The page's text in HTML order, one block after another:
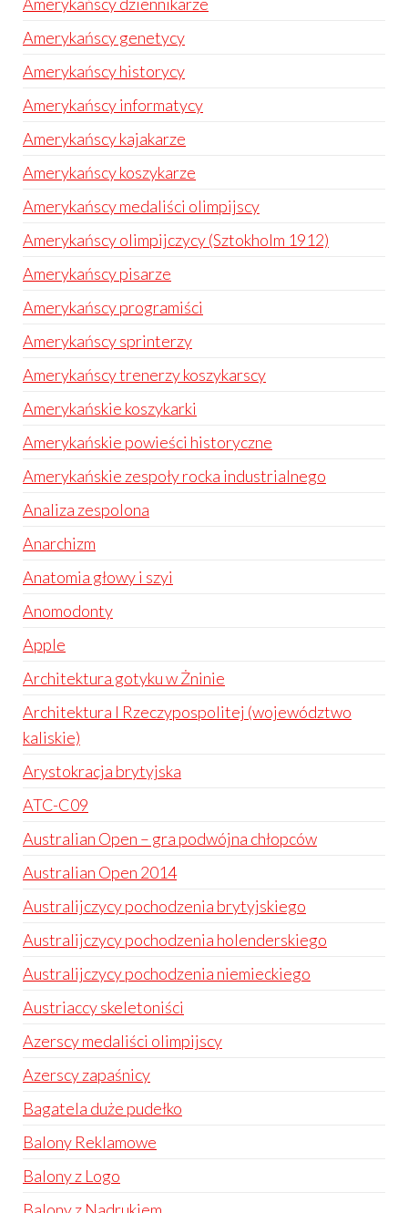
Amerykańscy genetycy
Amerykańscy historycy
Amerykańscy informatycy
Amerykańscy kajakarze
Amerykańscy koszykarze
Amerykańscy medaliści olimpijscy
Amerykańscy olimpijczycy (Sztokholm 1912)
Amerykańscy pisarze
Amerykańscy programiści
Amerykańscy sprinterzy
Amerykańscy trenerzy koszykarscy
Amerykańskie koszykarki
Amerykańskie powieści historyczne
Amerykańskie zespoły rocka industrialnego
Analiza zespolona
Anarchizm
Anatomia głowy i szyi
Anomodonty
Apple
Architektura gotyku w Żninie
Architektura I Rzeczypospolitej (województwo
kaliskie)
Arystokracja brytyjska
ATC-C09
Australian Open – gra podwójna chłopców
Australian Open 2014
Australijczycy pochodzenia brytyjskiego
Australijczycy pochodzenia holenderskiego
Australijczycy pochodzenia niemieckiego
Austriaccy skeletoniści
Azerscy medaliści olimpijscy
Azerscy zapaśnicy
Bagatela duże pudełko
Balony Reklamowe
Balony z Logo